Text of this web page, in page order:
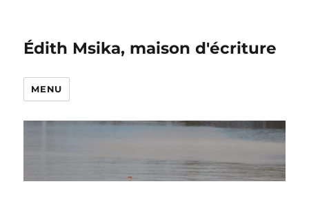
Édith Msika, maison d'écriture
MENU